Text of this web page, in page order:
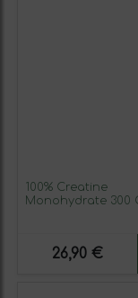
100% Creatine
Monohydrate 300
26,90 €